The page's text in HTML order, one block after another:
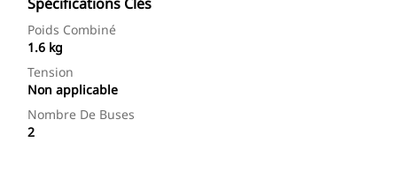
Spécifications Clés
Poids Combiné
1.6 kg
Tension
Non applicable
Nombre De Buses
2